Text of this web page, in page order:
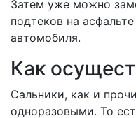
Затем уже можно
подтеков на
автомобиля.
Как
Сальники, как и
одноразовыми. То